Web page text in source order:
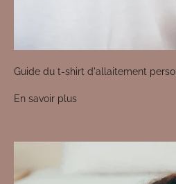
Guide du t-shirt d'allaitement
En savoir plus